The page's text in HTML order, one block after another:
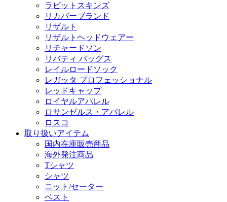
ラビットスキンズ
リカバーブランド
リザルト
リザルトヘッドウェアー
リチャードソン
リバティ バッグス
レイルロードソック
レガッタ プロフェッショナル
レッドキャップ
ロイヤルアパレル
ロサンゼルス・アパレル
ロスコ
取り扱いアイテム
国内在庫販売商品
海外発注商品
Tシャツ
シャツ
ニット/セーター
ベスト